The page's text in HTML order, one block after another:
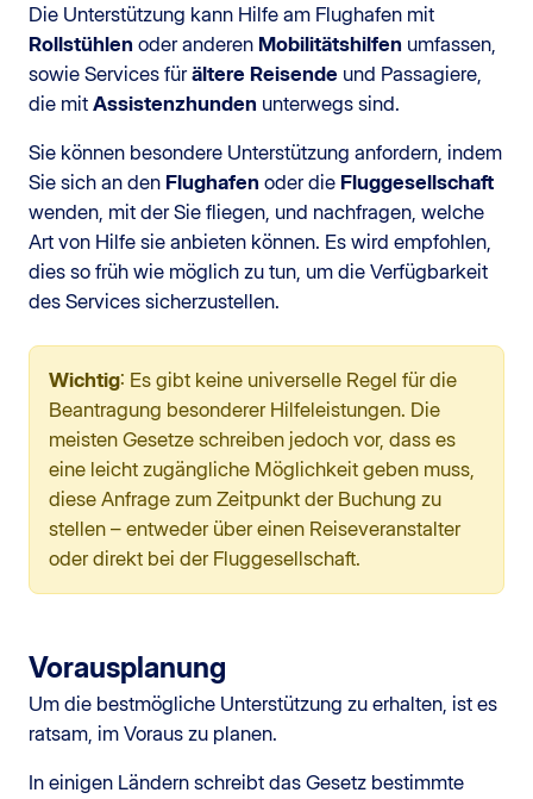
Die Unterstützung kann Hilfe am Flughafen mit
Rollstühlen oder anderen Mobilitätshilfen umfassen,
sowie Services fürältere Reisende und Passagiere,
die mit Assistenzhunden unterwegs sind.
Sie können besondere Unterstützung anfordern, indem
Sie sich an den Flughafen oder die Fluggesellschaft
wenden, mit der Sie fliegen, und nachfragen, welche
Art von Hilfe sie anbieten können. Es wird empfohlen,
dies so früh wie möglich zu tun, um die Verfügbarkeit
des Services sicherzustellen.
Wichtig: Es gibt keine universelle Regel für die
Beantragung besonderer Hilfeleistungen. Die
meisten Gesetze schreiben jedoch vor, dass es
eine leicht zugängliche Möglichkeit geben muss,
diese Anfrage zum Zeitpunkt der Buchung zu
stellen – entweder über einen Reiseveranstalter
oder direkt bei der Fluggesellschaft.
Vorausplanung
Um die bestmögliche Unterstützung zu erhalten, ist es
ratsam, im Voraus zu planen.
In einigen Ländern schreibt das Gesetz bestimmte